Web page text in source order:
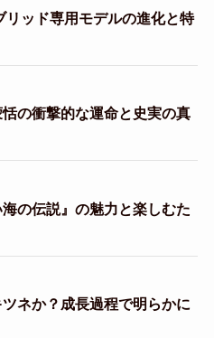
リッド専用モデルの進化と特
の衝撃的な運命と史実の真
の伝説』の魅力と楽しむた
ネか？成長過程で明らかに